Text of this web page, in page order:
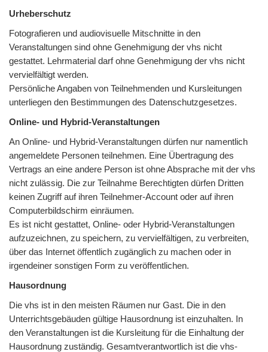
Urheberschutz
Fotografieren und audiovisuelle Mitschnitte in den
Veranstaltungen sind ohne Genehmigung der vhs nicht
gestattet. Lehrmaterial darf ohne Genehmigung der vhs nicht
vervielfältigt werden.
Persönliche Angaben von Teilnehmenden und Kursleitungen
unterliegen den Bestimmungen des Datenschutzgesetzes.
Online- und Hybrid-Veranstaltungen
An Online- und Hybrid-Veranstaltungen dürfen nur namentlich
angemeldete Personen teilnehmen. Eine Übertragung des
Vertrags an eine andere Person ist ohne Absprache mit der vhs
nicht zulässig. Die zur Teilnahme Berechtigten dürfen Dritten
keinen Zugriff auf ihren Teilnehmer-Account oder auf ihren
Computerbildschirm einräumen.
Es ist nicht gestattet, Online- oder Hybrid-Veranstaltungen
aufzuzeichnen, zu speichern, zu vervielfältigen, zu verbreiten,
über das Internet öffentlich zugänglich zu machen oder in
irgendeiner sonstigen Form zu veröffentlichen.
Hausordnung
Die vhs ist in den meisten Räumen nur Gast. Die in den
Unterrichtsgebäuden gültige Hausordnung ist einzuhalten. In
den Veranstaltungen ist die Kursleitung für die Einhaltung der
Hausordnung zuständig. Gesamtverantwortlich ist die vhs-